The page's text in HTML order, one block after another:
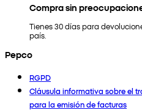
Compra sin
Tienes 30 días para
país.
Pepco
RGPD
Cláusula informativa sobre el
para la emisión de facturas